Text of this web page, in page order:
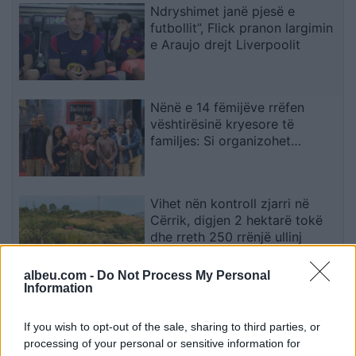
albeu.com - Do Not Process My Personal
Information
If you wish to opt-out of the sale, sharing to third parties, or
processing of your personal or sensitive information for
Ndryshimet janë pjesë e
futbollit”, Flick pranon largimin
e Araujo drejt Liverpoolit
Nënë e 14 fëmijëve rrëfen
vështirësinë kryesore të
familjes: Si organizohet
Vihet nën kontroll zjarri në
Cërrik, digjen 2 hektarë tokë
dhe rreth 250 rrënjë ullinj
qeverinë: “Nesër më shumë”,
kërkohet largimi i Ramës